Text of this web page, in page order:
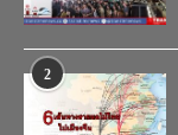
2